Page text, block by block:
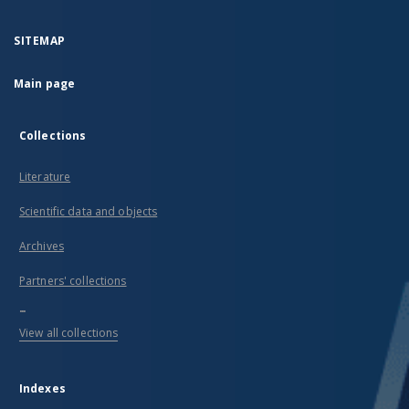
SITEMAP
Main page
Collections
Literature
Scientific data and objects
Archives
Partners' collections
...
View all collections
Indexes